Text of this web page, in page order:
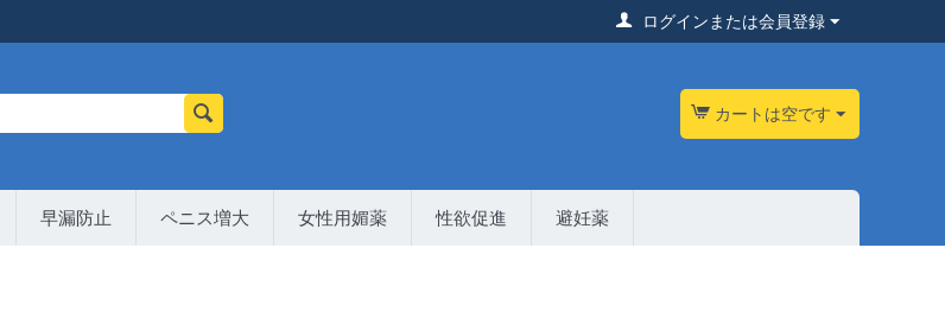
ログインまたは会員登録
カートは空です
早漏防止 ペニス増大 女性用媚薬 性欲促進 避妊薬